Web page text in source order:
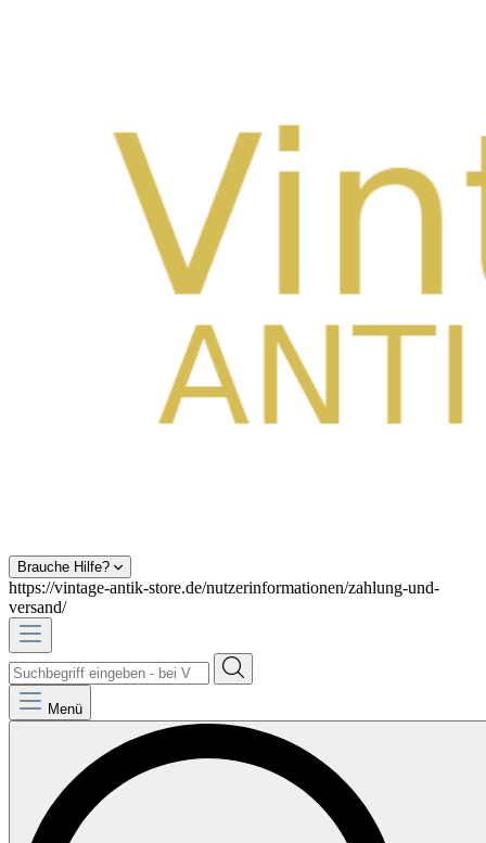
Brauche Hilfe?
https://vintage-antik-store.de/nutzerinformationen/zahlung-und-
versand/
Menü